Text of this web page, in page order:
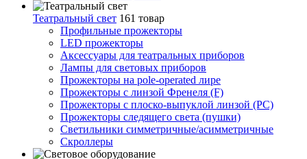
Театральный свет 161 товар
Профильные прожекторы
LED прожекторы
Аксессуары для театральных приборов
Лампы для световых приборов
Прожекторы на pole-operated лире
Прожекторы с линзой Френеля (F)
Прожекторы с плоско-выпуклой линзой (PC)
Прожекторы следящего света (пушки)
Светильники симметричные/асимметричные
Скроллеры